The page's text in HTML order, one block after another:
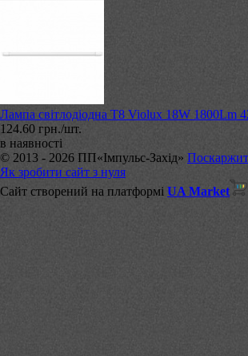
Лампа світлодіодна T8 Violux 18W 1800Lm
124.60 грн./шт.
в наявності
© 2013 - 2026 ПП«Імпульс-Захід»
Як зробити сайт з нуля
Сайт створений на платформі UA Market